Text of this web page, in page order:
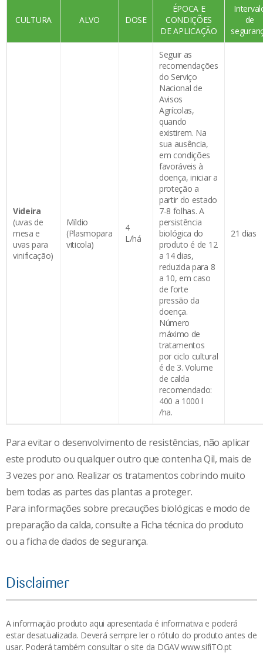
CULTURA ALVO DOSE
ÉPOCA E
CONDIÇÕES
DE APLICAÇÃO
de
Videira
(uvas de
mesa e
uvas para
vinificação)
Míldio
(Plasmopara
viticola)
4
L/há
Seguir as
recomendações
do Serviço
Nacional de
Avisos
Agrícolas,
quando
existirem. Na
sua ausência,
em condições
favoráveis à
doença, iniciar a
proteção a
partir do estado
7-8 folhas. A
persistência
biológica do
produto é de 12
a 14 dias,
reduzida para 8
a 10, em caso
de forte
pressão da
doença.
Número
máximo de
tratamentos
por ciclo cultural
é de 3. Volume
de calda
recomendado:
400 a 1000 l
/ha.
21 dias
Para evitar o desenvolvimento de resistências, não aplicar
este produto ou qualquer outro que contenha Qil, mais de
3 vezes por ano. Realizar os tratamentos cobrindo muito
bem todas as partes das plantas a proteger.
Para informações sobre precauções biológicas e modo de
preparação da calda, consulte a Ficha técnica do produto
ou a ficha de dados de segurança.
Disclaimer
A informação produto aqui apresentada é informativa e poderá
estar desatualizada. Deverá sempre ler o rótulo do produto antes de
usar. Poderá também consultar o site da DGAV www.sifiTO.pt